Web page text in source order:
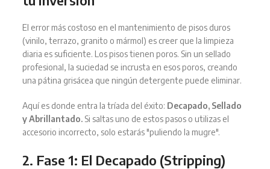
El error más costoso en el mantenimiento de pisos duros
(vinilo, terrazo, granito o mármol) es creer que la limpieza
diaria es suficiente. Los pisos tienen poros. Sin un sellado
profesional, la suciedad se incrusta en esos poros, creando
una pátina grisácea que ningún detergente puede eliminar.
Aquí es donde entra la tríada del éxito: Decapado, Sellado
y Abrillantado.Si saltas uno de estos pasos o utilizas el
accesorio incorrecto, solo estarás "puliendo la mugre".
2. Fase 1: El Decapado (Stripping)